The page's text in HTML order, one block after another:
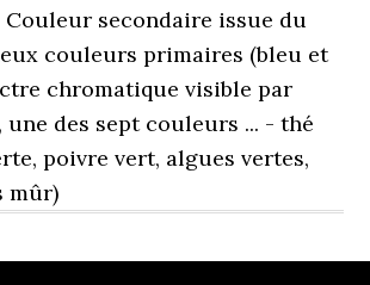
Couleur secondaire issue du
couleurs primaires (bleu et
chromatique visible par
des sept couleurs ... - thé
poivre vert, algues vertes,
mûr)